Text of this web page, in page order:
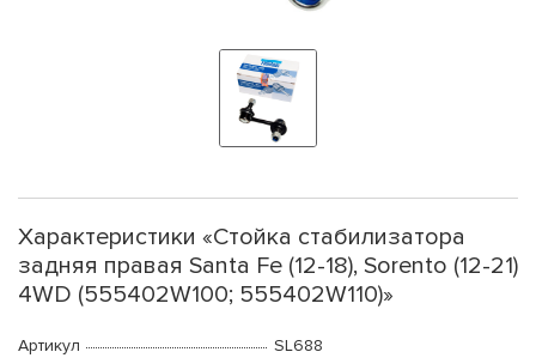
Характеристики «Стойка стабилизатора
задняя правая Santa Fe (12-18), Sorento (12-21)
4WD (555402W100; 555402W110)»
Артикул
SL688